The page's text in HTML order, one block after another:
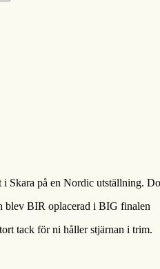
Skara på en Nordic utställning.
BIR oplacerad i BIG finalen
tack för ni håller stjärnan i trim.